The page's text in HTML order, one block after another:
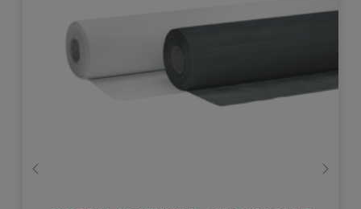
Zurück Weiter